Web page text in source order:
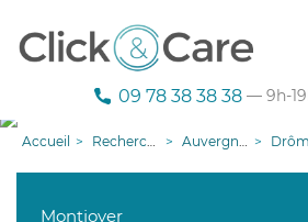
09 78 38 38 38 — 9h-
Accueil Recherche aide à domicile Auvergne-Rhône-Alpes